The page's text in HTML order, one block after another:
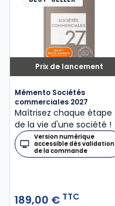
Prix de lancement
Mémento Sociétés
commerciales 2027
Maîtrisez chaque étape
de la vie d'une société !
Version numérique
accessible dès validation
de la commande
189,00 € TTC